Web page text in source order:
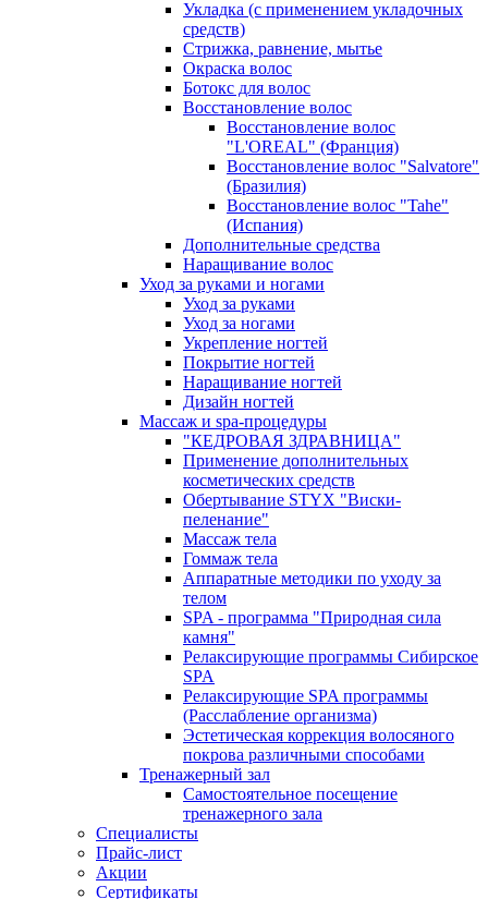
Укладка (с применением укладочных
средств)
Стрижка, равнение, мытье
Окраска волос
Ботокс для волос
Восстановление волос
Восстановление волос
"L'OREAL" (Франция)
Восстановление волос "Salvatore"
(Бразилия)
Восстановление волос "Tahe"
(Испания)
Дополнительные средства
Наращивание волос
Уход за руками и ногами
Уход за руками
Уход за ногами
Укрепление ногтей
Покрытие ногтей
Наращивание ногтей
Дизайн ногтей
Массаж и spa-процедуры
"КЕДРОВАЯ ЗДРАВНИЦА"
Применение дополнительных
косметических средств
Обертывание STYX "Виски-
пеленание"
Массаж тела
Гоммаж тела
Аппаратные методики по уходу за
телом
SPA - программа "Природная сила
камня"
Релаксирующие программы Сибирское
SPA
Релаксирующие SPA программы
(Расслабление организма)
Эстетическая коррекция волосяного
покрова различными способами
Тренажерный зал
Самостоятельное посещение
тренажерного зала
Специалисты
Прайс-лист
Акции
Сертификаты